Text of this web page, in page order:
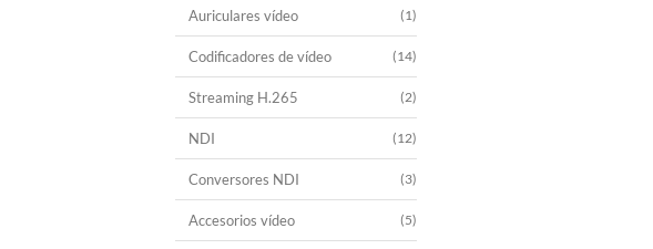
Auriculares vídeo (1)
Codificadores de vídeo (14)
Streaming H.265 (2)
NDI (12)
Conversores NDI (3)
Accesorios vídeo (5)